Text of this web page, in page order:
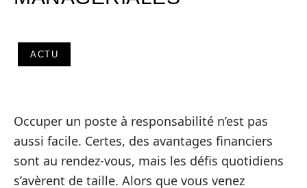
ACTU
Occuper un poste à responsabilité n’est pas
aussi facile. Certes, des avantages financiers
sont au rendez-vous, mais les défis quotidiens
s’avèrent de taille. Alors que vous venez